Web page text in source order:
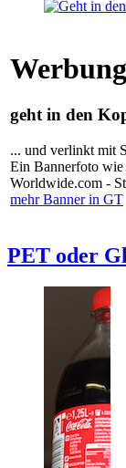
geht in den
... und verlinkt mit
Ein Bannerfoto wie
Worldwide.com -
mehr Banner in GT
PET oder